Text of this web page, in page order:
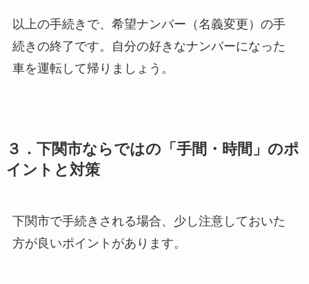
以上の手続きで、希望ナンバー（名義変更）の手
続きの終了です。自分の好きなナンバーになった
車を運転して帰りましょう。
３．下関市ならではの「手間・時間」のポ
イントと対策
下関市で手続きされる場合、少し注意しておいた
方が良いポイントがあります。